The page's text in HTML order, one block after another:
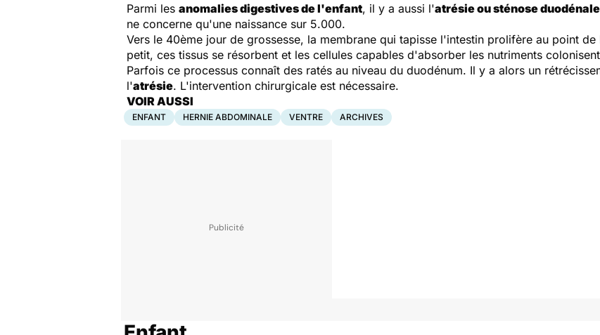
Parmi les anomalies digestives de l'enfant, il y a aussi l'atrésie ou sténose duodénale
ne concerne qu'une naissance sur 5.000.
Vers le 40ème jour de grossesse, la membrane qui tapisse l'intestin prolifère au point
petit, ces tissus se résorbent et les cellules capables d'absorber les nutriments
Parfois ce processus connaît des ratés au niveau du duodénum. Il y a alors un
l'atrésie. L'intervention chirurgicale est nécessaire.
VOIR AUSSI
ENFANT HERNIE ABDOMINALE VENTRE ARCHIVES